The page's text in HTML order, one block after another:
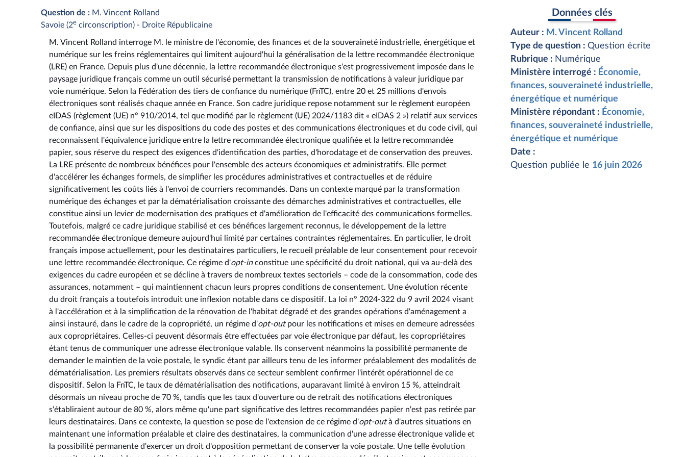
Question de : M. Vincent Rolland
Savoie (2e circonscription) - Droite Républicaine
M. Vincent Rolland interroge M. le ministre de l'économie, des finances et de la souveraineté industrielle, énergétique et
numérique sur les freins réglementaires qui limitent aujourd'hui la généralisation de la lettre recommandée électronique
(LRE) en France. Depuis plus d'une décennie, la lettre recommandée électronique s'est progressivement imposée dans le
paysage juridique français comme un outil sécurisé permettant la transmission de notifications à valeur juridique par
voie numérique. Selon la Fédération des tiers de confiance du numérique (FnTC), entre 20 et 25 millions d'envois
électroniques sont réalisés chaque année en France. Son cadre juridique repose notamment sur le règlement européen
eIDAS (règlement (UE) n° 910/2014, tel que modifié par le règlement (UE) 2024/1183 dit « eIDAS 2 ») relatif aux services
de confiance, ainsi que sur les dispositions du code des postes et des communications électroniques et du code civil, qui
reconnaissent l'équivalence juridique entre la lettre recommandée électronique qualifiée et la lettre recommandée
papier, sous réserve du respect des exigences d'identification des parties, d'horodatage et de conservation des preuves.
La LRE présente de nombreux bénéfices pour l'ensemble des acteurs économiques et administratifs. Elle permet
d'accélérer les échanges formels, de simplifier les procédures administratives et contractuelles et de réduire
significativement les coûts liés à l'envoi de courriers recommandés. Dans un contexte marqué par la transformation
numérique des échanges et par la dématérialisation croissante des démarches administratives et contractuelles, elle
constitue ainsi un levier de modernisation des pratiques et d'amélioration de l'efficacité des communications formelles.
Toutefois, malgré ce cadre juridique stabilisé et ces bénéfices largement reconnus, le développement de la lettre
recommandée électronique demeure aujourd'hui limité par certaines contraintes réglementaires. En particulier, le droit
français impose actuellement, pour les destinataires particuliers, le recueil préalable de leur consentement pour recevoir
une lettre recommandée électronique. Ce régime d'opt-inconstitue une spécificité du droit national, qui va au-delà des
exigences du cadre européen et se décline à travers de nombreux textes sectoriels – code de la consommation, code des
assurances, notamment – qui maintiennent chacun leurs propres conditions de consentement. Une évolution récente
du droit français a toutefois introduit une inflexion notable dans ce dispositif. La loi n° 2024-322 du 9 avril 2024 visant
à l'accélération et à la simplification de la rénovation de l'habitat dégradé et des grandes opérations d'aménagement a
ainsi instauré, dans le cadre de la copropriété, un régime d'opt-outpour les notifications et mises en demeure adressées
aux copropriétaires. Celles-ci peuvent désormais être effectuées par voie électronique par défaut, les copropriétaires
étant tenus de communiquer une adresse électronique valable. Ils conservent néanmoins la possibilité permanente de
demander le maintien de la voie postale, le syndic étant par ailleurs tenu de les informer préalablement des modalités de
dématérialisation. Les premiers résultats observés dans ce secteur semblent confirmer l'intérêt opérationnel de ce
dispositif. Selon la FnTC, le taux de dématérialisation des notifications, auparavant limité à environ 15 %, atteindrait
désormais un niveau proche de 70 %, tandis que les taux d'ouverture ou de retrait des notifications électroniques
s'établiraient autour de 80 %, alors même qu'une part significative des lettres recommandées papier n'est pas retirée par
leurs destinataires. Dans ce contexte, la question se pose de l'extension de ce régime d'opt-outà d'autres situations en
maintenant une information préalable et claire des destinataires, la communication d'une adresse électronique valide et
la possibilité permanente d'exercer un droit d'opposition permettant de conserver la voie postale. Une telle évolution
Données clés
Auteur : M. Vincent Rolland
Type de question : Question écrite
Rubrique : Numérique
Ministère interrogé : Économie,
finances, souveraineté industrielle,
énergétique et numérique
Ministère répondant : Économie,
finances, souveraineté industrielle,
énergétique et numérique
Date :
Question publiée le 16 juin 2026